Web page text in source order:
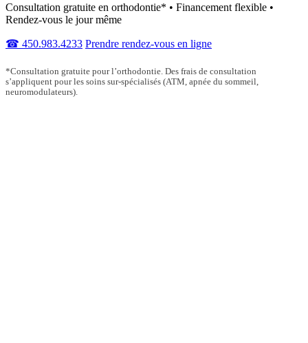
Consultation gratuite en orthodontie* • Financement flexible •
Rendez-vous le jour même
☎ 450.983.4233 Prendre rendez-vous en ligne
*Consultation gratuite pour l’orthodontie. Des frais de consultation
s’appliquent pour les soins sur-spécialisés (ATM, apnée du sommeil,
neuromodulateurs).